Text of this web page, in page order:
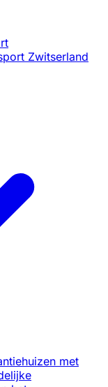
Zwitserland
met